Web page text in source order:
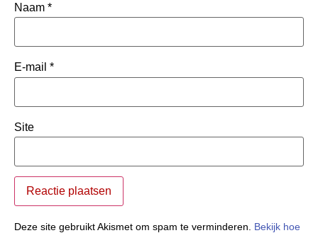
Naam *
E-mail *
Site
Deze site gebruikt Akismet om spam te verminderen. Bekijk hoe